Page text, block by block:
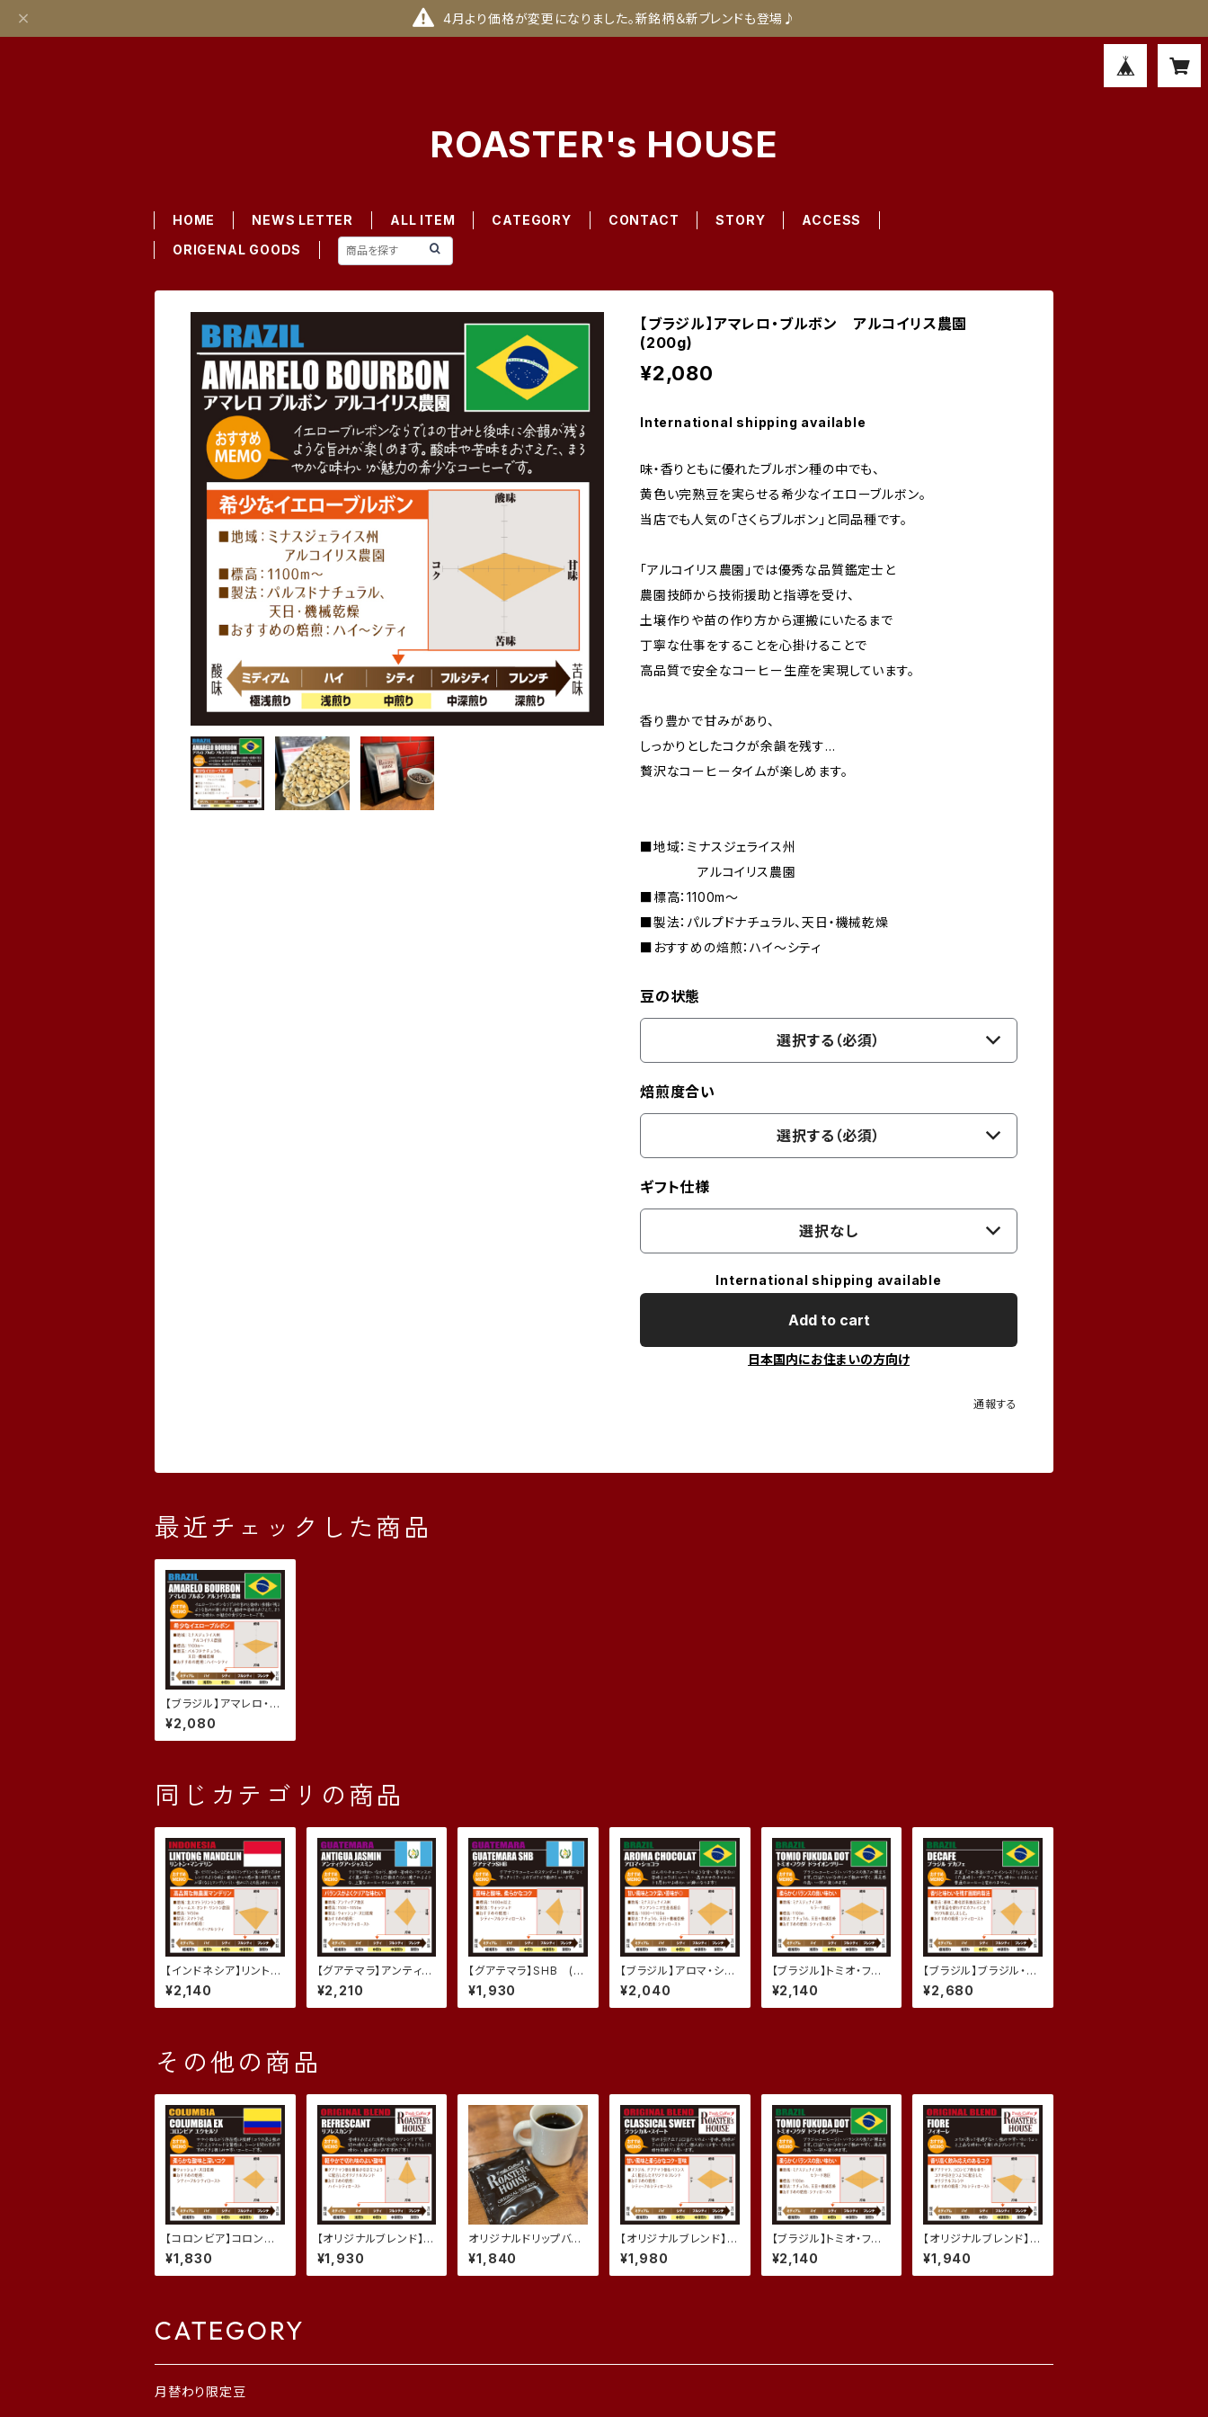
4月より価格が変更になりました。新銘柄＆新ブレンドも登場♪
ROASTER's HOUSE
HOME NEWS LETTER ALL ITEM CATEGORY CONTACT STORY
ACCESS
ORIGENAL GOODS
【ブラジル】アマレロ・ブルボン アルコイリス農園
(200g)
¥2,080
International shipping available
味・香りともに優れたブルボン種の中でも、
黄色い完熟豆を実らせる希少なイエローブルボン。
当店でも人気の「さくらブルボン」と同品種です。
「アルコイリス農園」では優秀な品質鑑定士と
農園技師から技術援助と指導を受け、
土壌作りや苗の作り方から運搬にいたるまで
丁寧な仕事をすることを心掛けることで
高品質で安全なコーヒー生産を実現しています。
香り豊かで甘みがあり、
しっかりとしたコクが余韻を残す…
贅沢なコーヒータイムが楽しめます。
■地域：ミナスジェライス州
アルコイリス農園
■標高：1100m〜
■製法：パルプドナチュラル、天日・機械乾燥
■おすすめの焙煎：ハイ〜シティ
豆の状態
選択する（必須）
焙煎度合い
選択する（必須）
ギフト仕様
選択なし
International shipping available
Add to cart
日本国内にお住まいの方向け
通報する
最近チェックした商品
【ブラジル】アマレロ・ブ
ルボン アルコイリス農
園 (200g)
¥2,080
同じカテゴリの商品
【インドネシア】リント
ン・マンデリン (200
g)
¥2,140
【グアテマラ】アンティグ
ア・ジャスミン (200
g)
¥2,210
【グアテマラ】SHB (2
00g)
¥1,930
【ブラジル】アロマ・ショ
コラ (200g)
¥2,040
【ブラジル】トミオ・フク
ダ DOT（ドライオンツ
リー） (200g)
¥2,140
【ブラジル】ブラジル・デ
カフェ (200g)
¥2,680
その他の商品
【コロンビア】コロンビ
アＥＸ (200g)
¥1,830
【オリジナルブレンド】リ
フレスカンテ (200g)
¥1,930
オリジナルドリップバッ
グ (10個入り)
¥1,840
【オリジナルブレンド】ク
ラシカル・スイート (2
00g)
¥1,980
【ブラジル】トミオ・フク
ダ DOT（ドライオンツ
リー） (200g)
¥2,140
【オリジナルブレンド】フ
ィオーレ (200g)
¥1,940
CATEGORY
月替わり限定豆